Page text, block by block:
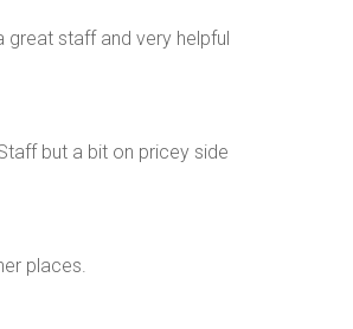
staff and very helpful
but a bit on pricey side
places.